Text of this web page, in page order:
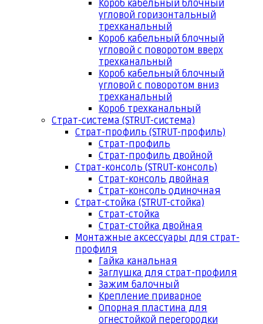
Короб кабельный блочный
угловой горизонтальный
трехканальный
Короб кабельный блочный
угловой с поворотом вверх
трехканальный
Короб кабельный блочный
угловой с поворотом вниз
трехканальный
Короб трехканальный
Страт-система (STRUT-система)
Страт-профиль (STRUT-профиль)
Страт-профиль
Страт-профиль двойной
Страт-консоль (STRUT-консоль)
Страт-консоль двойная
Страт-консоль одиночная
Страт-стойка (STRUT-стойка)
Страт-стойка
Страт-стойка двойная
Монтажные аксессуары для страт-
профиля
Гайка канальная
Заглушка для страт-профиля
Зажим балочный
Крепление приварное
Опорная пластина для
огнестойкой перегородки